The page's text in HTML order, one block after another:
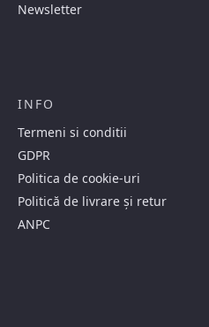
Newsletter
INFO
Termeni si conditii
GDPR
Politica de cookie-uri
Politică de livrare și retur
ANPC